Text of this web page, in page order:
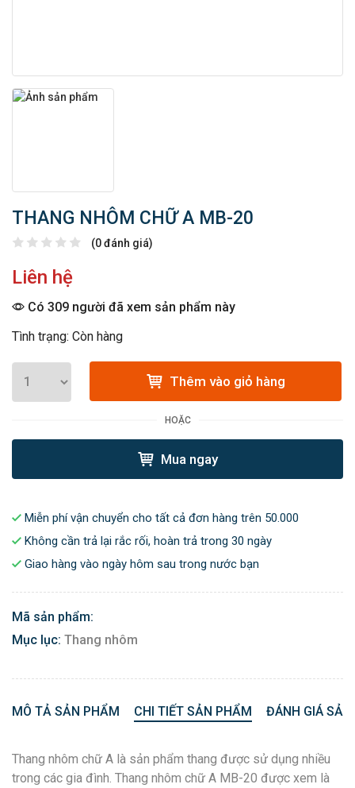
THANG NHÔM CHỮ A MB-20
(0 đánh giá)
Liên hệ
Có 309 người đã xem sản phẩm này
Tình trạng: Còn hàng
Thêm vào giỏ hàng
HOẶC
Mua ngay
Miễn phí vận chuyển cho tất cả đơn hàng trên 50.000
Không cần trả lại rắc rối, hoàn trả trong 30 ngày
Giao hàng vào ngày hôm sau trong nước bạn
Mã sản phẩm:
Mục lục: Thang nhôm
MÔ TẢ SẢN PHẨM CHI TIẾT SẢN PHẨM ĐÁNH GIÁ
Thang nhôm chữ A là sản phẩm thang được sử dụng nhiều
trong các gia đình. Thang nhôm chữ A MB-20 được xem là